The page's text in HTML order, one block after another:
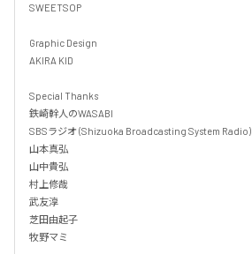
SWEETSOP
Graphic Design
AKIRA KID
Special Thanks
鉄崎幹人のWASABI
SBSラジオ (Shizuoka Broadcasting System Radio)
山本真弘
山中貴弘
村上修哉
武友淳
芝田由起子
牧野マミ